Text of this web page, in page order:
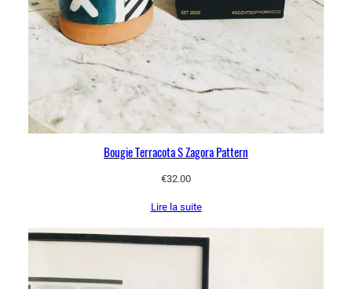
Bougie Terracota S Zagora Pattern
€32.00
Lire la suite